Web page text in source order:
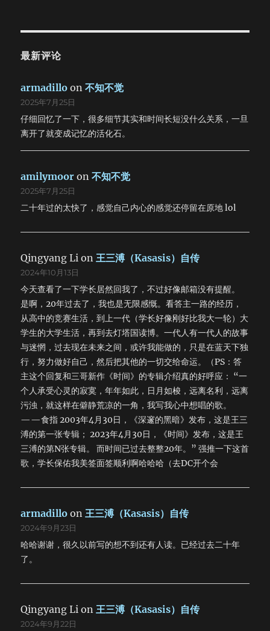
最新评论
armadillo on不知不觉
2025年7月25日
仔细回忆了一下，很多细节其实和时间长短没什么关系，一旦
离开了就变成记忆的活化石。
amilymoor on不知不觉
2025年7月25日
二十年过的太快了，感觉自己内心的感觉还停留在原地 lol
Qingyang Li on王三溥（Kasasis）自传
2024年10月13日
今天查看了一下学长居然回我了，不过好像邮箱没有提醒。
是啊，20年过去了，我也是无限感慨。看答主一路的经历，
从高中的竞赛生活，到上一代（学长好像刚好比我大一轮）大
学生的大学生活，再到去灯塔国读博。一代人有一代人的故事
与迷惘，过去现在未来之间，或许我能做的，只是在蓝天下独
行，努力做好自己，然后把其他的一切交给命运。（PS：答
主这个回复和三哥新作《时间》的专辑介绍真的好呼应： “一
个人承受心灵的寂寞，年年如此，日月如梭，远离名利，远离
污浊，就这样在僻静荒凉的一角，我写我心中想唱的歌。
——食指 2003年4月30日，《深邃的黑暗》发布，这是王三
溥的第一张专辑； 2023年4月30日，《时间》发布，这是王
三溥的第N张专辑。 而时间已过去整整20年。” 强推一下这首
歌，学长保佑我美签面签顺利啊哈哈哈（去DC开个会
armadillo on王三溥（Kasasis）自传
2024年9月23日
哈哈谢谢，很久以前写的想不到还有人读。已经过去二十年
了。
Qingyang Li on王三溥（Kasasis）自传
2024年9月22日